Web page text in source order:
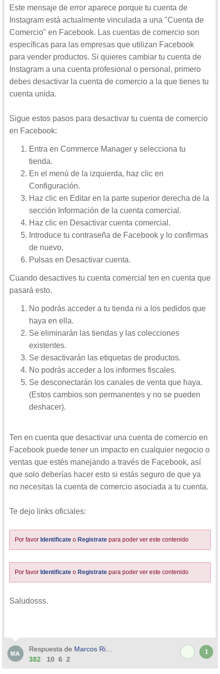
Este mensaje de error aparece porque tu cuenta de
Instagram está actualmente vinculada a una "Cuenta de
Comercio" en Facebook. Las cuentas de comercio son
específicas para las empresas que utilizan Facebook
para vender productos. Si quieres cambiar tu cuenta de
Instagram a una cuenta profesional o personal, primero
debes desactivar la cuenta de comercio a la que tienes tu
cuenta unida.
Sigue estos pasos para desactivar tu cuenta de comercio
en Facebook:
Entra en Commerce Manager y selecciona tu
tienda.
En el menú de la izquierda, haz clic en
Configuración.
Haz clic en Editar en la parte superior derecha de la
sección Información de la cuenta comercial.
Haz clic en Desactivar cuenta comercial.
Introduce tu contraseña de Facebook y lo confirmas
de nuevo.
Pulsas en Desactivar cuenta.
Cuando desactives tu cuenta comercial ten en cuenta que
pasará esto.
No podrás acceder a tu tienda ni a los pedidos que
haya en ella.
Se eliminarán las tiendas y las colecciones
existentes.
Se desactivarán las etiquetas de productos.
No podrás acceder a los informes fiscales.
Se desconectarán los canales de venta que haya.
(Estos cambios son permanentes y no se pueden
deshacer).
Ten en cuenta que desactivar una cuenta de comercio en
Facebook puede tener un impacto en cualquier negocio o
ventas que estés manejando a través de Facebook, así
que solo deberías hacer esto si estás seguro de que ya
no necesitas la cuenta de comercio asociada a tu cuenta.
Te dejo links oficiales:
Por favor Identificate o Registrate para poder ver este contenido
Por favor Identificate o Registrate para poder ver este contenido
Saludosss.
Respuesta de Marcos Riera
382
10 6 2
1